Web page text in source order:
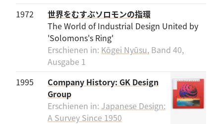
1972
世界をむすぶソロモンの指環
The World of Industrial Design United by
'Solomons's Ring'
Erschienen in: Kōgei Nyūsu, Band 40,
Ausgabe 1
1995
Company History: GK Design
Group
Erschienen in: Japanese Design:
A Survey Since 1950